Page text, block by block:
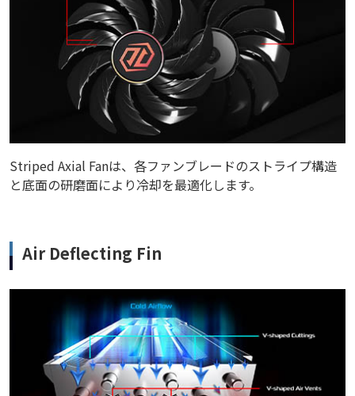
Striped Axial Fanは、各ファンブレードのストライプ構造
と底面の研磨面により冷却を最適化します。
Air Deflecting Fin